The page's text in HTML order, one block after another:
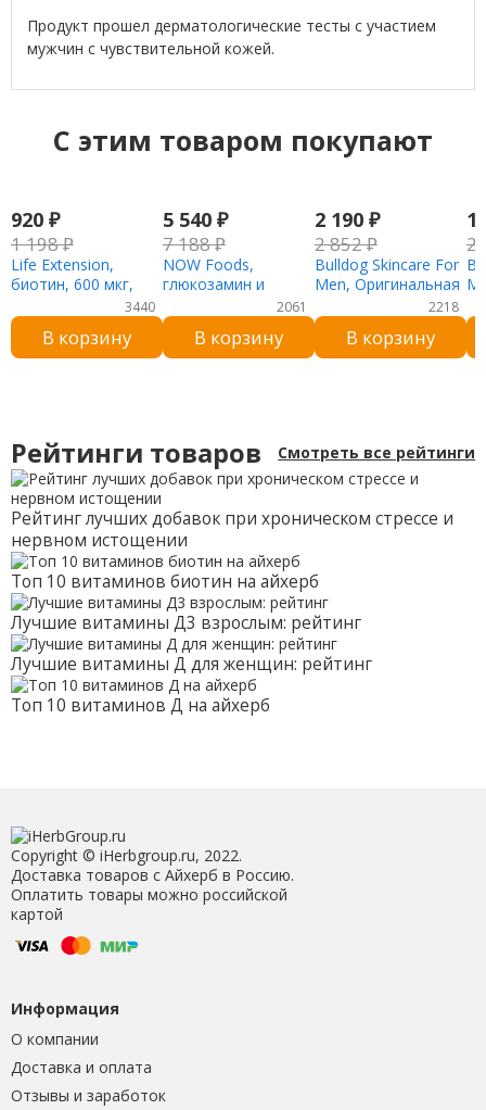
Продукт прошел дерматологические тесты с участием
мужчин с чувствительной кожей.
C этим товаром покупают
920 ₽
1 198₽
Life Extension,
биотин, 600 мкг,
3440
В корзину
5 540 ₽
7 188₽
NOW Foods,
глюкозамин и
повышенной силой
действия, 120
таблеток
2061
В корзину
2 190 ₽
2 852₽
Bulldog Skincare For
Men, Оригинальная
бамбуковая бритва,
2 картриджа с 5
лезвиями
2218
В корзину
1
2
Рейтинги товаров Смотреть все рейтинги
Рейтинг лучших добавок при хроническом стрессе и
нервном истощении
Топ 10 витаминов биотин на айхерб
Лучшие витамины Д3 взрослым: рейтинг
Лучшие витамины Д для женщин: рейтинг
Топ 10 витаминов Д на айхерб
Copyright © iHerbgroup.ru, 2022.
Доставка товаров с Айхерб в Россию.
Оплатить товары можно российской
картой
Информация
О компании
Доставка и оплата
Отзывы и заработок